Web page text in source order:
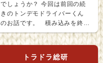
でしょうか？ 今回は前回の続
きのトンデモドライバーくん
のお話です。 積み込みを終
え、ホッと...
トラドラ総研